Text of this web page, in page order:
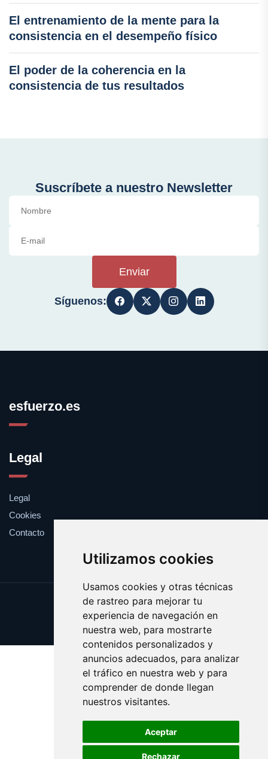
Utilizamos cookies
Usamos cookies y otras técnicas
de rastreo para mejorar tu
experiencia de navegación en
nuestra web, para mostrarte
contenidos personalizados y
anuncios adecuados, para analizar
el tráfico en nuestra web y para
comprender de donde llegan
nuestros visitantes.
Aceptar
Rechazar
El entrenamiento de la mente para la
consistencia en el desempeño físico
El poder de la coherencia en la
consistencia de tus resultados
Suscríbete a nuestro Newsletter
Enviar
Síguenos:
esfuerzo.es
Legal
Legal
Cookies
Contacto
Update cookies preferences
Copyright © 2025 esfuerzo.es